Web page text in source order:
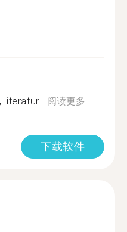
阅读更多
下载软件